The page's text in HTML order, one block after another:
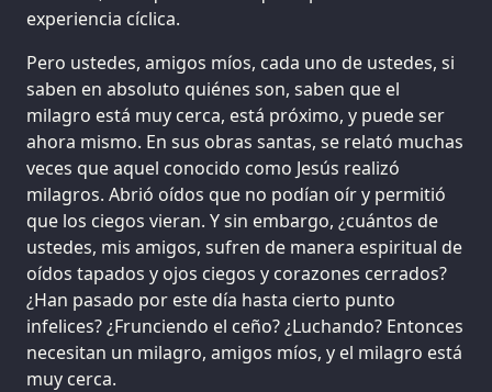
experiencia cíclica.
Pero ustedes, amigos míos, cada uno de ustedes, si
saben en absoluto quiénes son, saben que el
milagro está muy cerca, está próximo, y puede ser
ahora mismo. En sus obras santas, se relató muchas
veces que aquel conocido como Jesús realizó
milagros. Abrió oídos que no podían oír y permitió
que los ciegos vieran. Y sin embargo, ¿cuántos de
ustedes, mis amigos, sufren de manera espiritual de
oídos tapados y ojos ciegos y corazones cerrados?
¿Han pasado por este día hasta cierto punto
infelices? ¿Frunciendo el ceño? ¿Luchando? Entonces
necesitan un milagro, amigos míos, y el milagro está
muy cerca.